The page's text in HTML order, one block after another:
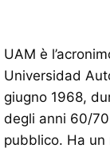
UAM è
Universidad
giugno 1968,
degli anni 60/
pubblico. Ha